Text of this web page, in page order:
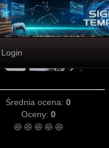
Login
Średnia ocena: 0
Oceny: 0